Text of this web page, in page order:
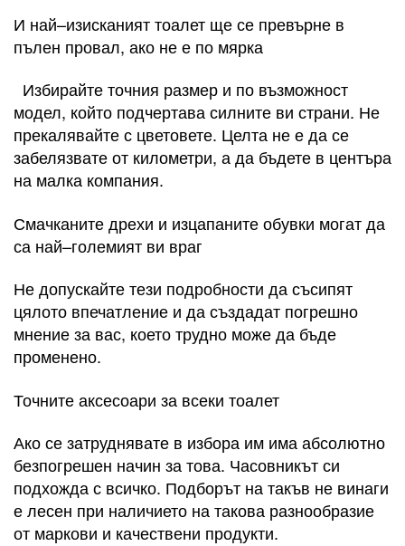
И най–изисканият тоалет ще се превърне в
пълен провал, ако не е по мярка
Избирайте точния размер и по възможност
модел, който подчертава силните ви страни. Не
прекалявайте с цветовете. Целта не е да се
забелязвате от километри, а да бъдете в центъра
на малка компания.
Смачканите дрехи и изцапаните обувки могат да
са най–големият ви враг
Не допускайте тези подробности да съсипят
цялото впечатление и да създадат погрешно
мнение за вас, което трудно може да бъде
променено.
Точните аксесоари за всеки тоалет
Ако се затруднявате в избора им има абсолютно
безпогрешен начин за това. Часовникът си
подхожда с всичко. Подборът на такъв не винаги
е лесен при наличието на такова разнообразие
от маркови и качествени продукти.